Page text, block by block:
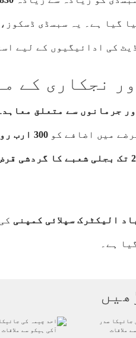
گیا ہے۔ یہ سبسڈی
کی ادائیگیوں کے لیے
نجکاری کے
300 ارب
ہے۔